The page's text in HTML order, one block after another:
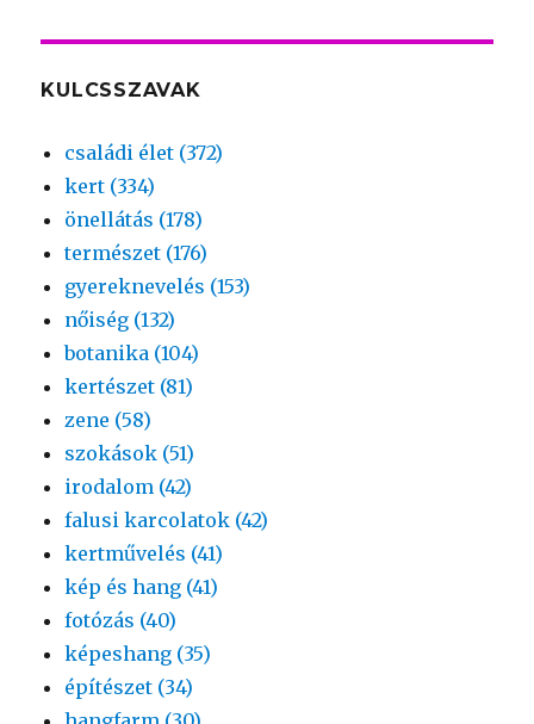
KULCSSZAVAK
családi élet (372)
kert (334)
önellátás (178)
természet (176)
gyereknevelés (153)
nőiség (132)
botanika (104)
kertészet (81)
zene (58)
szokások (51)
irodalom (42)
falusi karcolatok (42)
kertművelés (41)
kép és hang (41)
fotózás (40)
képeshang (35)
építészet (34)